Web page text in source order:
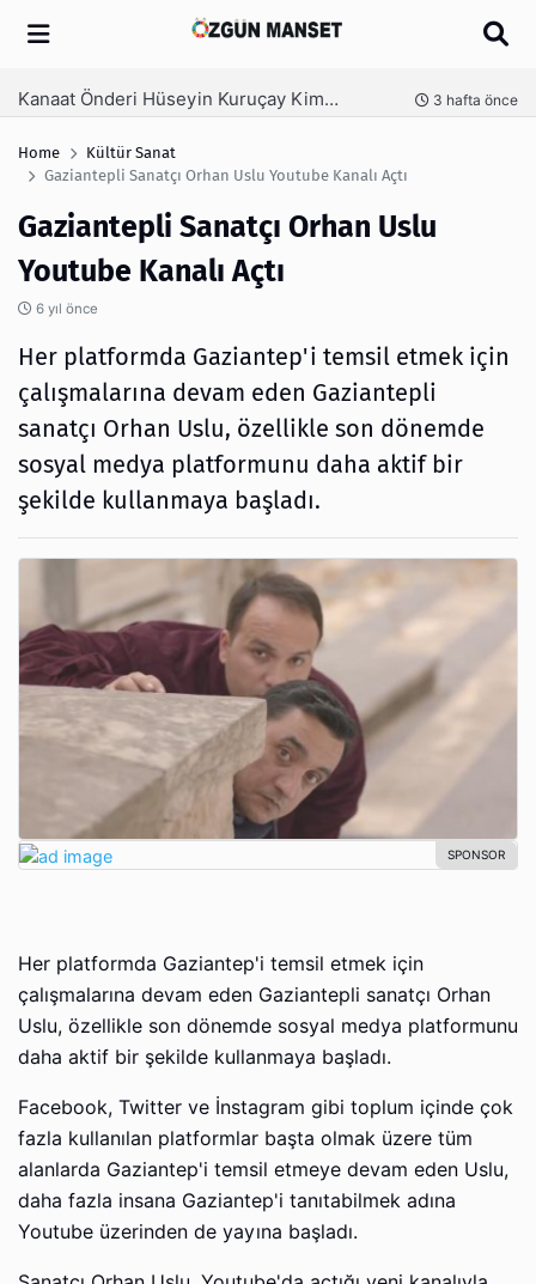
Arama
Kanaat Önderi Hüseyin Kuruçay Kimdir? 3 hafta önce
Home
Kültür Sanat
Gaziantepli Sanatçı Orhan Uslu Youtube Kanalı Açtı
Gaziantepli Sanatçı Orhan Uslu
Youtube Kanalı Açtı
6 yıl önce
Her platformda Gaziantep'i temsil etmek için
çalışmalarına devam eden Gaziantepli
sanatçı Orhan Uslu, özellikle son dönemde
sosyal medya platformunu daha aktif bir
şekilde kullanmaya başladı.
Her platformda Gaziantep'i temsil etmek için
çalışmalarına devam eden Gaziantepli sanatçı Orhan
Uslu, özellikle son dönemde sosyal medya platformunu
daha aktif bir şekilde kullanmaya başladı.
Facebook, Twitter ve İnstagram gibi toplum içinde çok
fazla kullanılan platformlar başta olmak üzere tüm
alanlarda Gaziantep'i temsil etmeye devam eden Uslu,
daha fazla insana Gaziantep'i tanıtabilmek adına
Youtube üzerinden de yayına başladı.